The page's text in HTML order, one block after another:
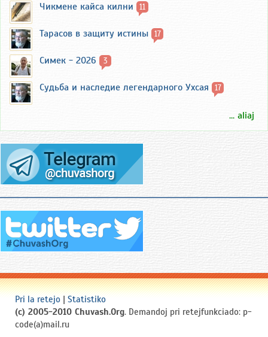
Чикмене кайса килни 11
Тарасов в защиту истины 17
Симек - 2026 3
Судьба и наследие легендарного Ухсая 17
... aliaj
Pri la retejo | Statistiko
(c) 2005-2010 Chuvash.Org. Demandoj pri retejfunkciado: p-
code(a)mail.ru